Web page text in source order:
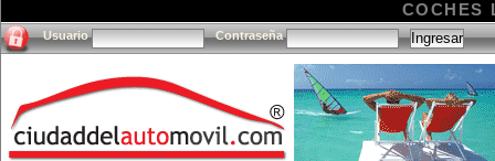
COCHES
Usuario Contraseña